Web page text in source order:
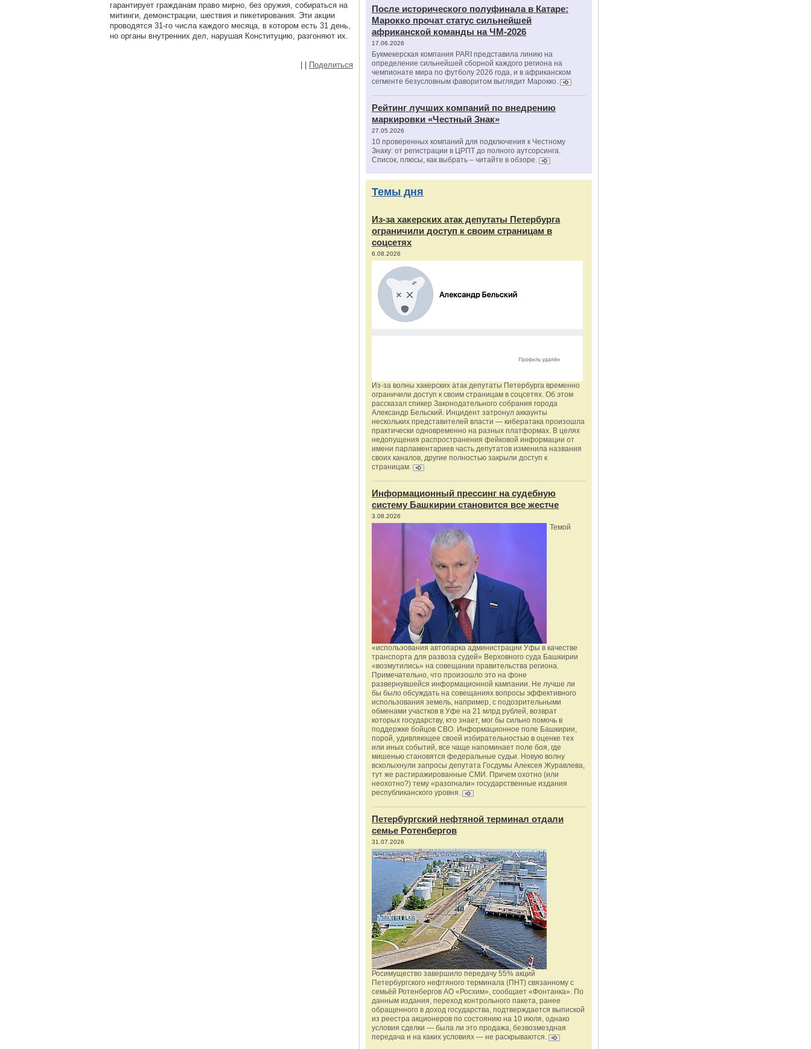
гарантирует гражданам право мирно, без оружия, собираться на
митинги, демонстрации, шествия и пикетирования. Эти акции
проводятся 31-го числа каждого месяца, в котором есть 31 день,
но органы внутренних дел, нарушая Конституцию, разгоняют их.
Поделиться
После исторического полуфинала в Катаре:
Марокко прочат статус сильнейшей
африканской команды на ЧМ-2026
17.06.2026
Букмекерская компания PARI представила линию на
определение сильнейшей сборной каждого региона на
чемпионате мира по футболу 2026 года, и в африканском
сегменте безусловным фаворитом выглядит Марокко.
Рейтинг лучших компаний по внедрению
маркировки «Честный Знак»
27.05.2026
10 проверенных компаний для подключения к Честному
Знаку: от регистрации в ЦРПТ до полного аутсорсинга.
Список, плюсы, как выбрать – читайте в обзоре.
Темы дня
Из‑за хакерских атак депутаты Петербурга
ограничили доступ к своим страницам в
соцсетях
6.08.2026
Из‑за волны хакерских атак депутаты Петербурга временно
ограничили доступ к своим страницам в соцсетях. Об этом
рассказал спикер Законодательного собрания города
Александр Бельский. Инцидент затронул аккаунты
нескольких представителей власти — кибератака произошла
практически одновременно на разных платформах. В целях
недопущения распространения фейковой информации от
имени парламентариев часть депутатов изменила названия
своих каналов, другие полностью закрыли доступ к
страницам.
Информационный прессинг на судебную
систему Башкирии становится все жестче
3.08.2026
Темой
«использования автопарка администрации Уфы в качестве
транспорта для развоза судей» Верховного суда Башкирии
«возмутились» на совещании правительства региона.
Примечательно, что произошло это на фоне
развернувшейся информационной кампании. Не лучше ли
бы было обсуждать на совещаниях вопросы эффективного
использования земель, например, с подозрительными
обменами участков в Уфе на 21 млрд рублей, возврат
которых государству, кто знает, мог бы сильно помочь в
поддержке бойцов СВО. Информационное поле Башкирии,
порой, удивляющее своей избирательностью в оценке тех
или иных событий, все чаще напоминает поле боя, где
мишенью становятся федеральные судьи. Новую волну
всколыхнули запросы депутата Госдумы Алексея Журавлева,
тут же растиражированные СМИ. Причем охотно (или
неохотно?) тему «разогнали» государственные издания
республиканского уровня.
Петербургский нефтяной терминал отдали
семье Ротенбергов
31.07.2026
Росимущество завершило передачу 55% акций
Петербургского нефтяного терминала (ПНТ) связанному с
семьёй Ротенбергов АО «Росхим», сообщает «Фонтанка». По
данным издания, переход контрольного пакета, ранее
обращенного в доход государства, подтверждается выпиской
из реестра акционеров по состоянию на 10 июля, однако
условия сделки — была ли это продажа, безвозмездная
передача и на каких условиях — не раскрываются.